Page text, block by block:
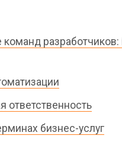
ответственность
бизнес-услуг